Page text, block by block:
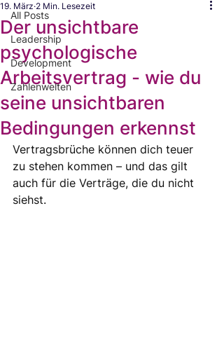
All Posts
Leadership
Development
Zahlenwelten
Der unsichtbare
psychologische
Arbeitsvertrag - wie du
seine unsichtbaren
Bedingungen erkennst
19. März 2 Min. Lesezeit
Vertragsbrüche können dich teuer
zu stehen kommen – und das gilt
auch für die Verträge, die du nicht
siehst.